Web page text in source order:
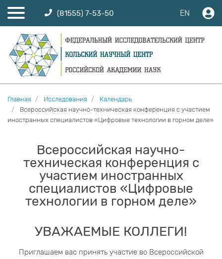
(81555) 7-53-50 EN
Главная Исследования
Календарь
Всероссийская научно-техническая конференция с участием
иностранных специалистов «Цифровые технологии в горном деле»
Всероссийская научно-
техническая конференция с
участием иностранных
специалистов «Цифровые
технологии в горном деле»
УВАЖАЕМЫЕ КОЛЛЕГИ!
Приглашаем вас принять участие во Всероссийской